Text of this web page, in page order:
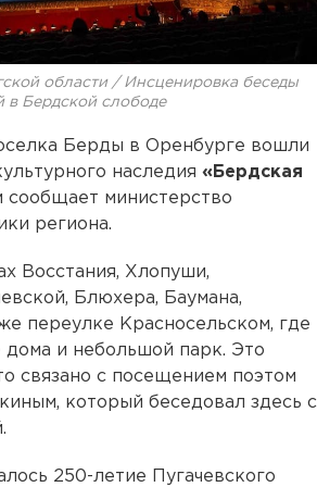
области / Инсценировка беседы
в Бердской слободе
Берды в Оренбурге вошли
наследия «Бердская
сообщает министерство
региона.
Восстания, Хлопуши,
Блюхера, Баумана,
переулке Красносельском, где
дома и небольшой парк. Это
связано с посещением поэтом
который беседовал здесь с
250-летие Пугачевского